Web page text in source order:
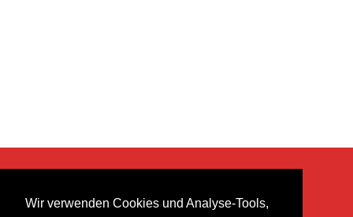
Wir verwenden Cookies und Analyse-Tools,
heer musik ag